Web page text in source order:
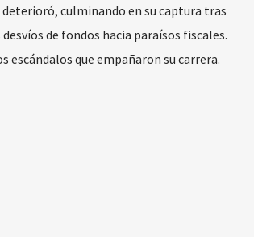
culminando en su captura tras
de fondos hacia paraísos fiscales.
escándalos que empañaron su carrera.